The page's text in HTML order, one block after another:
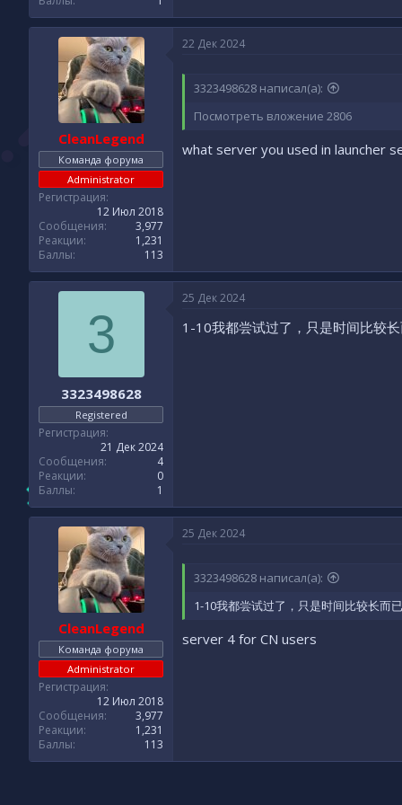
CleanLegend
Команда форума
Administrator
Регистрация
12 Июл 2018
Сообщения
3,977
Реакции
1,231
Баллы
113
22 Дек 2024
3323498628 написал(а):
Посмотреть вложение 2806
what server you used in launcher
3
3323498628
Registered
Регистрация
21 Дек 2024
Сообщения
4
Реакции
0
Баллы
1
25 Дек 2024
1-10我都尝试过了，只是时间比较
CleanLegend
Команда форума
Administrator
Регистрация
12 Июл 2018
Сообщения
3,977
Реакции
1,231
Баллы
113
25 Дек 2024
3323498628 написал(а):
1-10我都尝试过了，只是时间比较长而
server 4 for CN users